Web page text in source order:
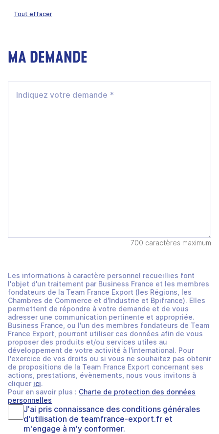
Tout effacer
MA DEMANDE
700 caractères maximum
Les informations à caractère personnel recueillies font
l'objet d'un traitement par Business France et les membres
fondateurs de la Team France Export (les Régions, les
Chambres de Commerce et d'Industrie et Bpifrance). Elles
permettent de répondre à votre demande et de vous
adresser une communication pertinente et appropriée.
Business France, ou l'un des membres fondateurs de Team
France Export, pourront utiliser ces données afin de vous
proposer des produits et/ou services utiles au
développement de votre activité à l'international. Pour
l'exercice de vos droits ou si vous ne souhaitez pas obtenir
de propositions de la Team France Export concernant ses
actions, prestations, évènements, nous vous invitons à
cliquer ici.
Pour en savoir plus : Charte de protection des données
personnelles
J'ai pris connaissance des conditions générales
d'utilisation de teamfrance-export.fr et
m'engage à m'y conformer.